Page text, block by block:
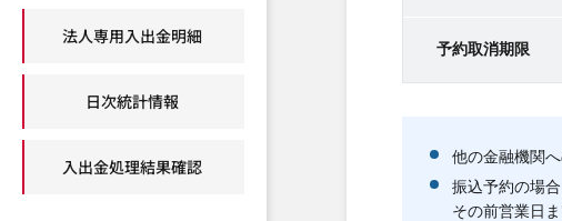
予約取消期限
他の金融機関
振込予約の場
その前営業日
法人専用入出金明細
日次統計情報
入出金処理結果確認